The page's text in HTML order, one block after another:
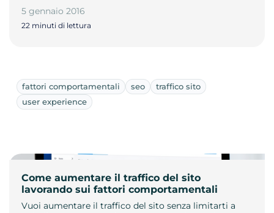
5 gennaio 2016
22 minuti di lettura
fattori comportamentali seo
traffico sito
user experience
Come aumentare il traffico del sito
lavorando sui fattori comportamentali
Vuoi aumentare il traffico del sito senza limitarti a